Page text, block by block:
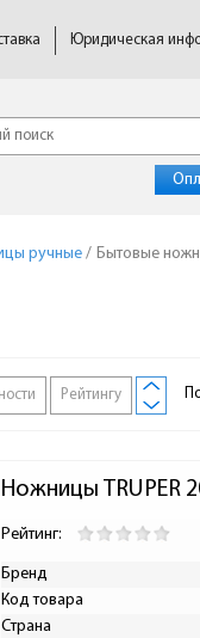
Юридическая
ручные/ Бытовые
Рейтингу
Ножницы TRUPER
Рейтинг:
Бренд
Код товара
Страна